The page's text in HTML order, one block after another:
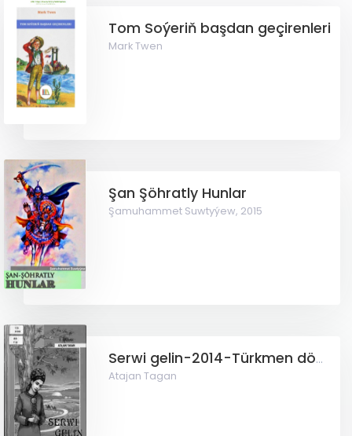
Tom Soýeriň başdan geçirenleri
Mark Twen
Şan Şöhratly Hunlar
Şamuhammet Suwtyýew, 2015
Serwi gelin-2014-Türkmen döwlet neşirýat gullugy
Atajan Tagan